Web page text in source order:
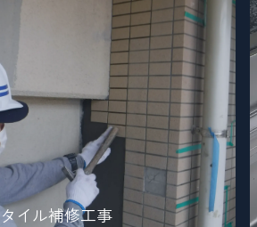
タイル補修工事